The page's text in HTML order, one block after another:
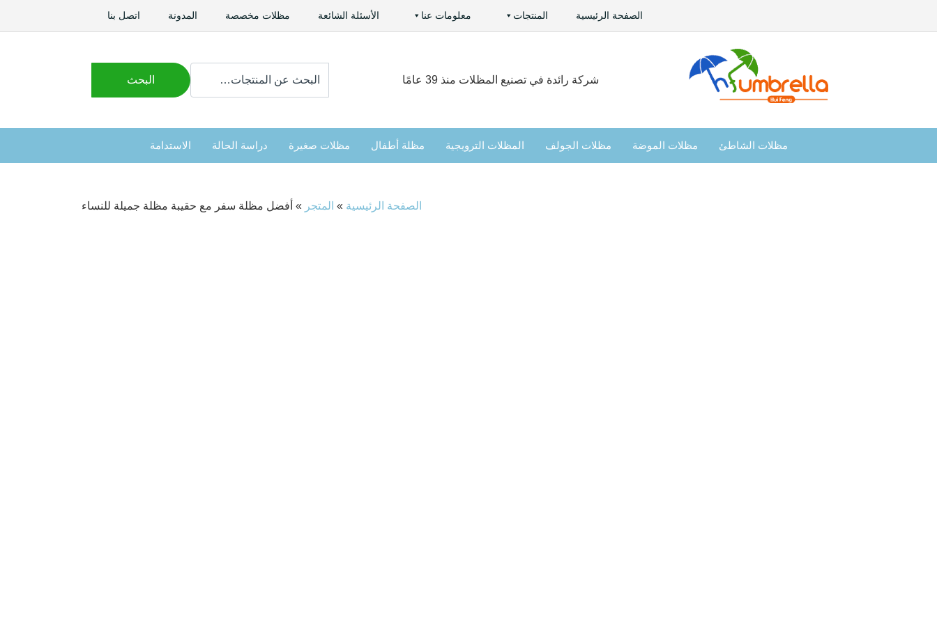
الصفحة الرئيسية المنتجات معلومات عنا الأسئلة الشائعة مظلات مخصصة المدونة اتصل بنا
شركة رائدة في تصنيع المظلات منذ 39 عامًا
عن
البحث
مظلات الشاطئ مظلات الموضة مظلات الجولف المظلات الترويجية مظلة أطفال مظلات صغيرة دراسة الحالة الاستدامة
الصفحة الرئيسية » المتجر » أفضل مظلة سفر مع حقيبة مظلة جميلة للنساء